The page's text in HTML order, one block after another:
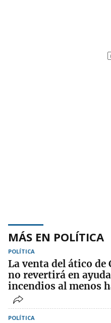
MÁS EN POLÍTICA
POLÍTICA
La venta del ático de
no revertirá en
incendios al menos
POLÍTICA